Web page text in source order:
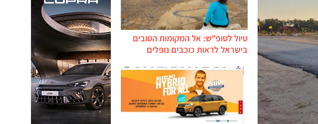
טיול לסופ"ש: אל המקומות הטובים
בישראל לראות כוכבים נופלים